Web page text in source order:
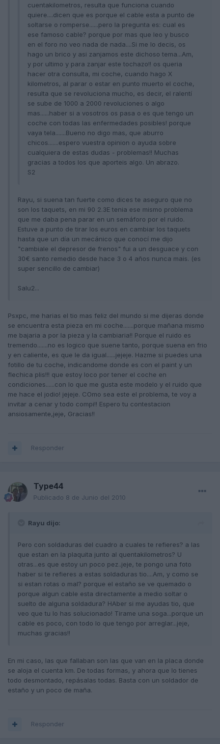
cuentakilometros, resulta que funciona cuando
quiere....dicen que es porque el cable esta a punto de
soltarse o romperse......pero la pregunta es: cual es
ese famoso cable? porque por mas que leo y busco
en el foro no veo nada de nada....Si me lo decis, os
hago un brico y asi zanjamos este dichoso tema...Am,
y por ultimo y para zanjar este tochazo!! os queria
hacer otra consulta, mi coche, cuando hago X
kilometros, al parar o estar en punto muerto el coche,
resulta que se revoluciona mucho, es decir, el ralentí
se sube de 1000 a 2000 revoluciones o algo
mas......haber si a vosotros os pasa o es que tengo un
coche con todas las enfermedades posibles! porque
vaya tela.......Bueno no digo mas, que aburro
chicos.......espero vuestra opinion o ayuda sobre
cualquiera de estas dudas - problemas!! Muchas
gracias a todos los que aporteis algo. Un abrazo.
S2
Rayu, si suena tan fuerte como dices te aseguro que no
son los taquets, en mi 90 2.3E tenia ese mismo problema
que me daba pena parar en un semáforo por el ruido.
Estuve a punto de tirar los euros en cambiar los taquets
hasta que un día un mecánico que conocí me dijo
"cambiale el depresor de frenos" fui a un desguace y con
30€ santo remedio desde hace 3 o 4 años nunca mais. (es
super sencillo de cambiar)
Salu2...
Psxpc, me harias el tio mas feliz del mundo si me dijeras donde
se encuentra esta pieza en mi coche.......porque mañana mismo
me bajaria a por la pieza y la cambiaria!! Porque el ruido es
tremendo.......no es logico que suene tanto, porque suena en frio
y en caliente, es que le da igual......jejeje. Hazme si puedes una
fotillo de tu coche, indicandome donde es con el paint y un
flechica plis!!! que estoy loco por tener el coche en
condiciones......con lo que me gusta este modelo y el ruido que
me hace el jodio! jejeje. COmo sea este el problema, te voy a
invitar a cenar y todo compi!! Espero tu contestacion
ansiosamente,jeje, Gracias!!
Responder
Type44
Publicado 8 de Junio del 2010
Rayu dijo:
Pero con soldaduras del cuadro a cuales te refieres? a las
que estan en la plaquita junto al quentakilometros? U
otras...es que estoy un poco pez..jeje, te pongo una foto
haber si te refieres a estas soldaduras tio....Am, y como se
si estan rotas o mal? porque el estaño se ve quemado o
porque algun cable esta directamente a medio soltar o
suelto de alguna soldadura? HAber si me ayudas tio, que
veo que tu lo has solucionado! Tirame una soga...porque un
cable es poco, con todo lo que tengo por arreglar...jeje,
muchas gracias!!
En mi caso, las que fallaban son las que van en la placa donde
se aloja el cuenta km. De todas formas, y ahora que lo tienes
todo desmontado, repásalas todas. Basta con un soldador de
estaño y un poco de maña.
Responder